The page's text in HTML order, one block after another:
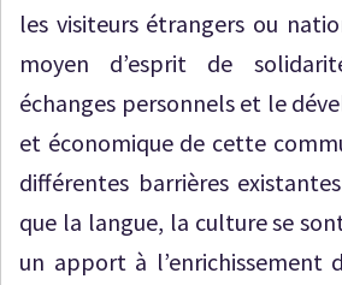
les visiteurs étrangers ou
moyen d’esprit de
échanges personnels et le
et économique de cette
différentes barrières
que la langue, la culture se
un apport à l’enrichissement